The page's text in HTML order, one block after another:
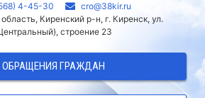
4-45-30
сro@38kir.ru
Киренский р-н, г. Киренск, ул.
строение 23
ОБРАЩЕНИЯ ГРАЖДАН